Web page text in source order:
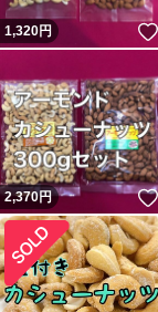
1,320円
2,370円